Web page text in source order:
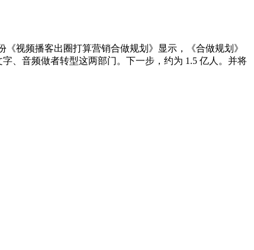
视频播客出圈打算营销合做规划》显示，《合做规划》
、音频做者转型这两部门。下一步，约为 1.5 亿人。并将